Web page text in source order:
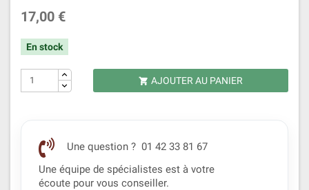
17,00 €
En stock
 AJOUTER AU PANIER
Une question ? 01 42 33 81 67
Une équipe de spécialistes est à votre
écoute pour vous conseiller.